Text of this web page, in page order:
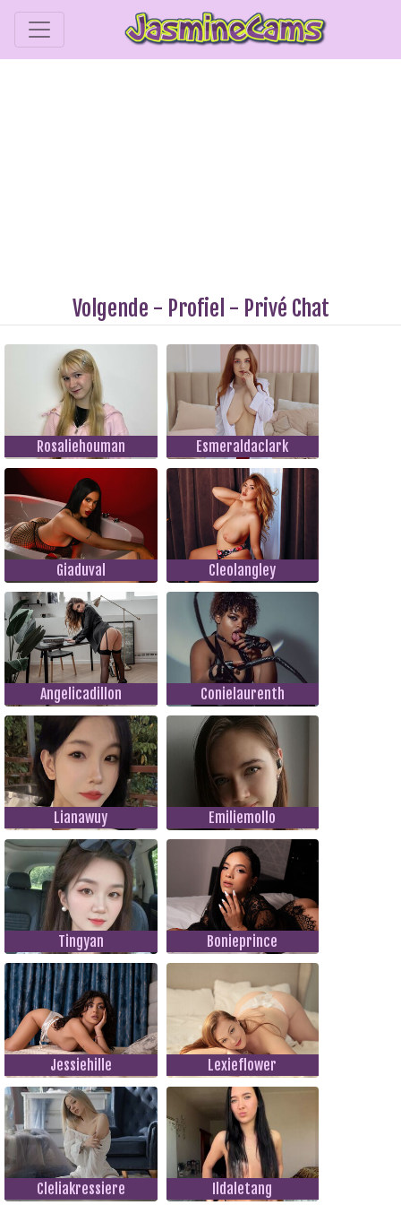
Volgende - Profiel - Privé Chat
Rosaliehouman Esmeraldaclark
Giaduval Cleolangley
Angelicadillon Conielaurenth
Lianawuy Emiliemollo
Tingyan Bonieprince
Jessiehille Lexieflower
Cleliakressiere Ildaletang